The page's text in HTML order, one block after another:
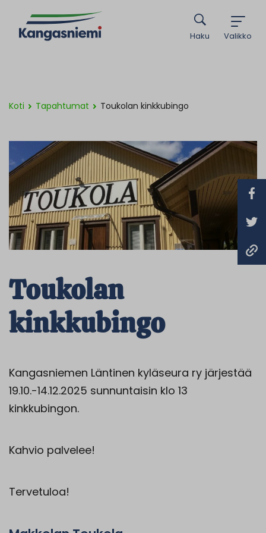
Valikko
Haku
Koti Tapahtumat Toukolan kinkkubingo
Toukolan
kinkkubingo
Kangasniemen Läntinen kyläseura ry järjestää
19.10.-14.12.2025 sunnuntaisin klo 13
kinkkubingon.
Kahvio palvelee!
Tervetuloa!